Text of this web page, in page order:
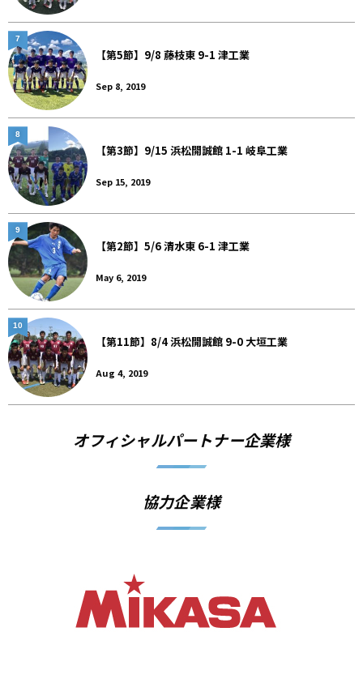
【第5節】9/8 藤枝東 9-1 津工業
Sep 8, 2019
7
【第3節】9/15 浜松開誠館 1-1 岐阜工業
Sep 15, 2019
8
【第2節】5/6 清水東 6-1 津工業
May 6, 2019
9
【第11節】8/4 浜松開誠館 9-0 大垣工業
Aug 4, 2019
10
オフィシャルパートナー企業様
協力企業様